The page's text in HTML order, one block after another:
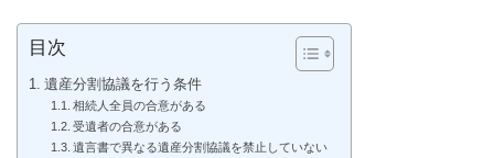
目次
遺産分割協議を行う条件
相続人全員の合意がある
受遺者の合意がある
遺言書で異なる遺産分割協議を禁止していない